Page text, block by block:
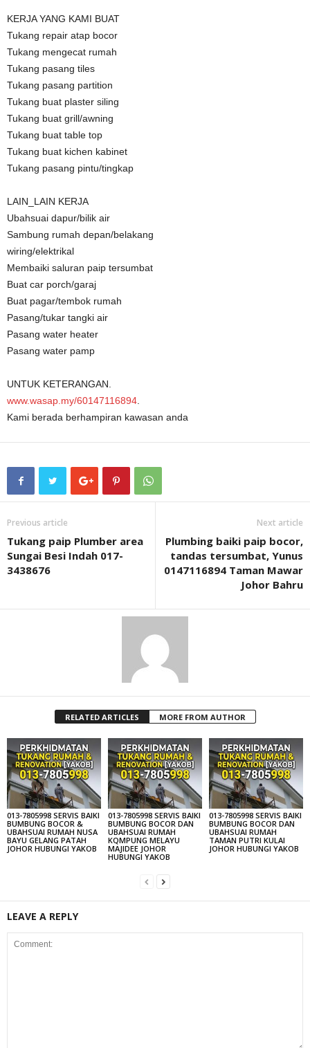
KERJA YANG KAMI BUAT
Tukang repair atap bocor
Tukang mengecat rumah
Tukang pasang tiles
Tukang pasang partition
Tukang buat plaster siling
Tukang buat grill/awning
Tukang buat table top
Tukang buat kichen kabinet
Tukang pasang pintu/tingkap
LAIN_LAIN KERJA
Ubahsuai dapur/bilik air
Sambung rumah depan/belakang
wiring/elektrikal
Membaiki saluran paip tersumbat
Buat car porch/garaj
Buat pagar/tembok rumah
Pasang/tukar tangki air
Pasang water heater
Pasang water pamp
UNTUK KETERANGAN.
www.wasap.my/60147116894
Kami berada berhampiran kawasan anda
Previous article
Tukang paip Plumber area
Sungai Besi Indah 017-
3438676
Next article
Plumbing baiki paip bocor,
tandas tersumbat, Yunus
0147116894 Taman Mawar
Johor Bahru
RELATED ARTICLES MORE FROM AUTHOR
013-7805998 SERVIS BAIKI
BUMBUNG BOCOR &
UBAHSUAI RUMAH NUSA
BAYU GELANG PATAH
JOHOR HUBUNGI YAKOB
013-7805998 SERVIS BAIKI
BUMBUNG BOCOR DAN
UBAHSUAI RUMAH
KQMPUNG MELAYU
MAJIDEE JOHOR
HUBUNGI YAKOB
013-7805998 SERVIS BAIKI
BUMBUNG BOCOR DAN
UBAHSUAI RUMAH
TAMAN PUTRI KULAI
JOHOR HUBUNGI YAKOB
LEAVE A REPLY